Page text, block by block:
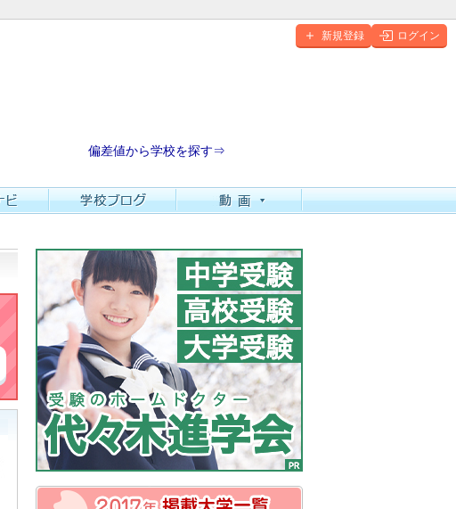
新規登録 ログイン
偏差値から学校を探す⇒